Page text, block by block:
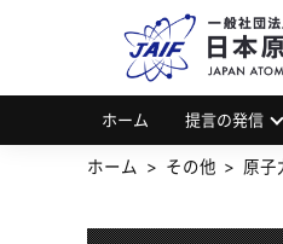
ホーム 提言の発信
ホーム その他 原子